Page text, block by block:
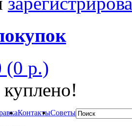
(0 р.)
КонтактыСоветы